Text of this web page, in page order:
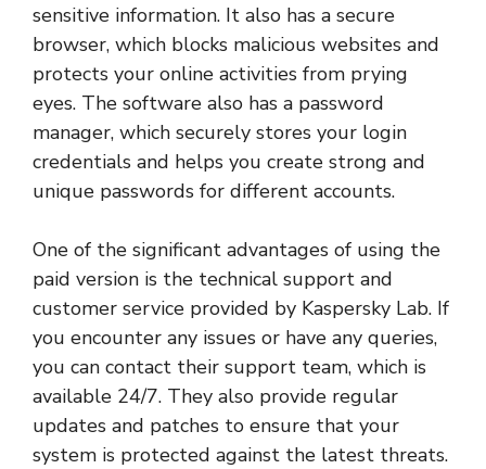
sensitive information. It also has a secure
browser, which blocks malicious websites and
protects your online activities from prying
eyes. The software also has a password
manager, which securely stores your login
credentials and helps you create strong and
unique passwords for different accounts.
One of the significant advantages of using the
paid version is the technical support and
customer service provided by Kaspersky Lab. If
you encounter any issues or have any queries,
you can contact their support team, which is
available 24/7. They also provide regular
updates and patches to ensure that your
system is protected against the latest threats.